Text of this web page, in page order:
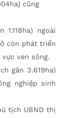
cũng
ngoài
còn phát triển
ven sông.
gân 3.619ha)
nghiệp sinh
tịch UBND thị